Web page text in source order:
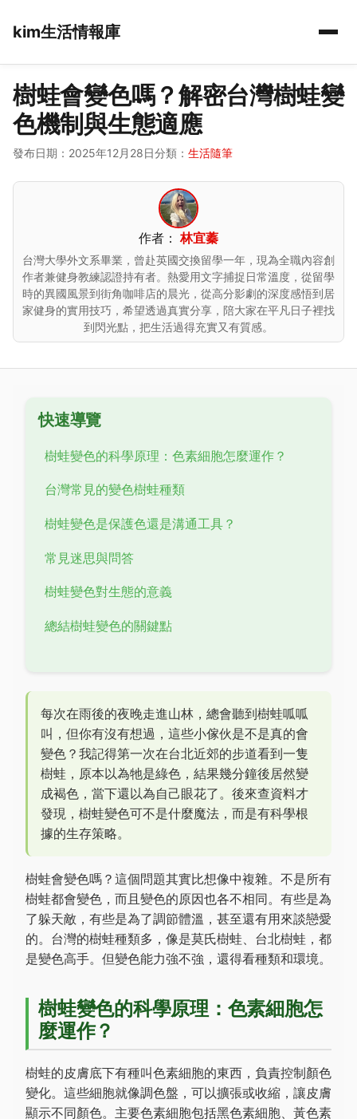
kim生活情報庫
樹蛙會變色嗎？解密台灣樹蛙變
色機制與生態適應
發布日期：2025年12月28日分類： 生活隨筆
作者：林宜蓁
台灣大學外文系畢業，曾赴英國交換留學一年，現為全職內容創
作者兼健身教練認證持有者。熱愛用文字捕捉日常溫度，從留學
時的異國風景到街角咖啡店的晨光，從高分影劇的深度感悟到居
家健身的實用技巧，希望透過真實分享，陪大家在平凡日子裡找
到閃光點，把生活過得充實又有質感。
快速導覽
樹蛙變色的科學原理：色素細胞怎麼運作？
台灣常見的變色樹蛙種類
樹蛙變色是保護色還是溝通工具？
常見迷思與問答
樹蛙變色對生態的意義
總結樹蛙變色的關鍵點
每次在雨後的夜晚走進山林，總會聽到樹蛙呱呱
叫，但你有沒有想過，這些小傢伙是不是真的會
變色？我記得第一次在台北近郊的步道看到一隻
樹蛙，原本以為牠是綠色，結果幾分鐘後居然變
成褐色，當下還以為自己眼花了。後來查資料才
發現，樹蛙變色可不是什麼魔法，而是有科學根
據的生存策略。
樹蛙會變色嗎？這個問題其實比想像中複雜。不是所有
樹蛙都會變色，而且變色的原因也各不相同。有些是為
了躲天敵，有些是為了調節體溫，甚至還有用來談戀愛
的。台灣的樹蛙種類多，像是莫氏樹蛙、台北樹蛙，都
是變色高手。但變色能力強不強，還得看種類和環境。
樹蛙變色的科學原理：色素細胞怎
麼運作？
樹蛙的皮膚底下有種叫色素細胞的東西，負責控制顏色
變化。這些細胞就像調色盤，可以擴張或收縮，讓皮膚
顯示不同顏色。主要色素細胞包括黑色素細胞、黃色素